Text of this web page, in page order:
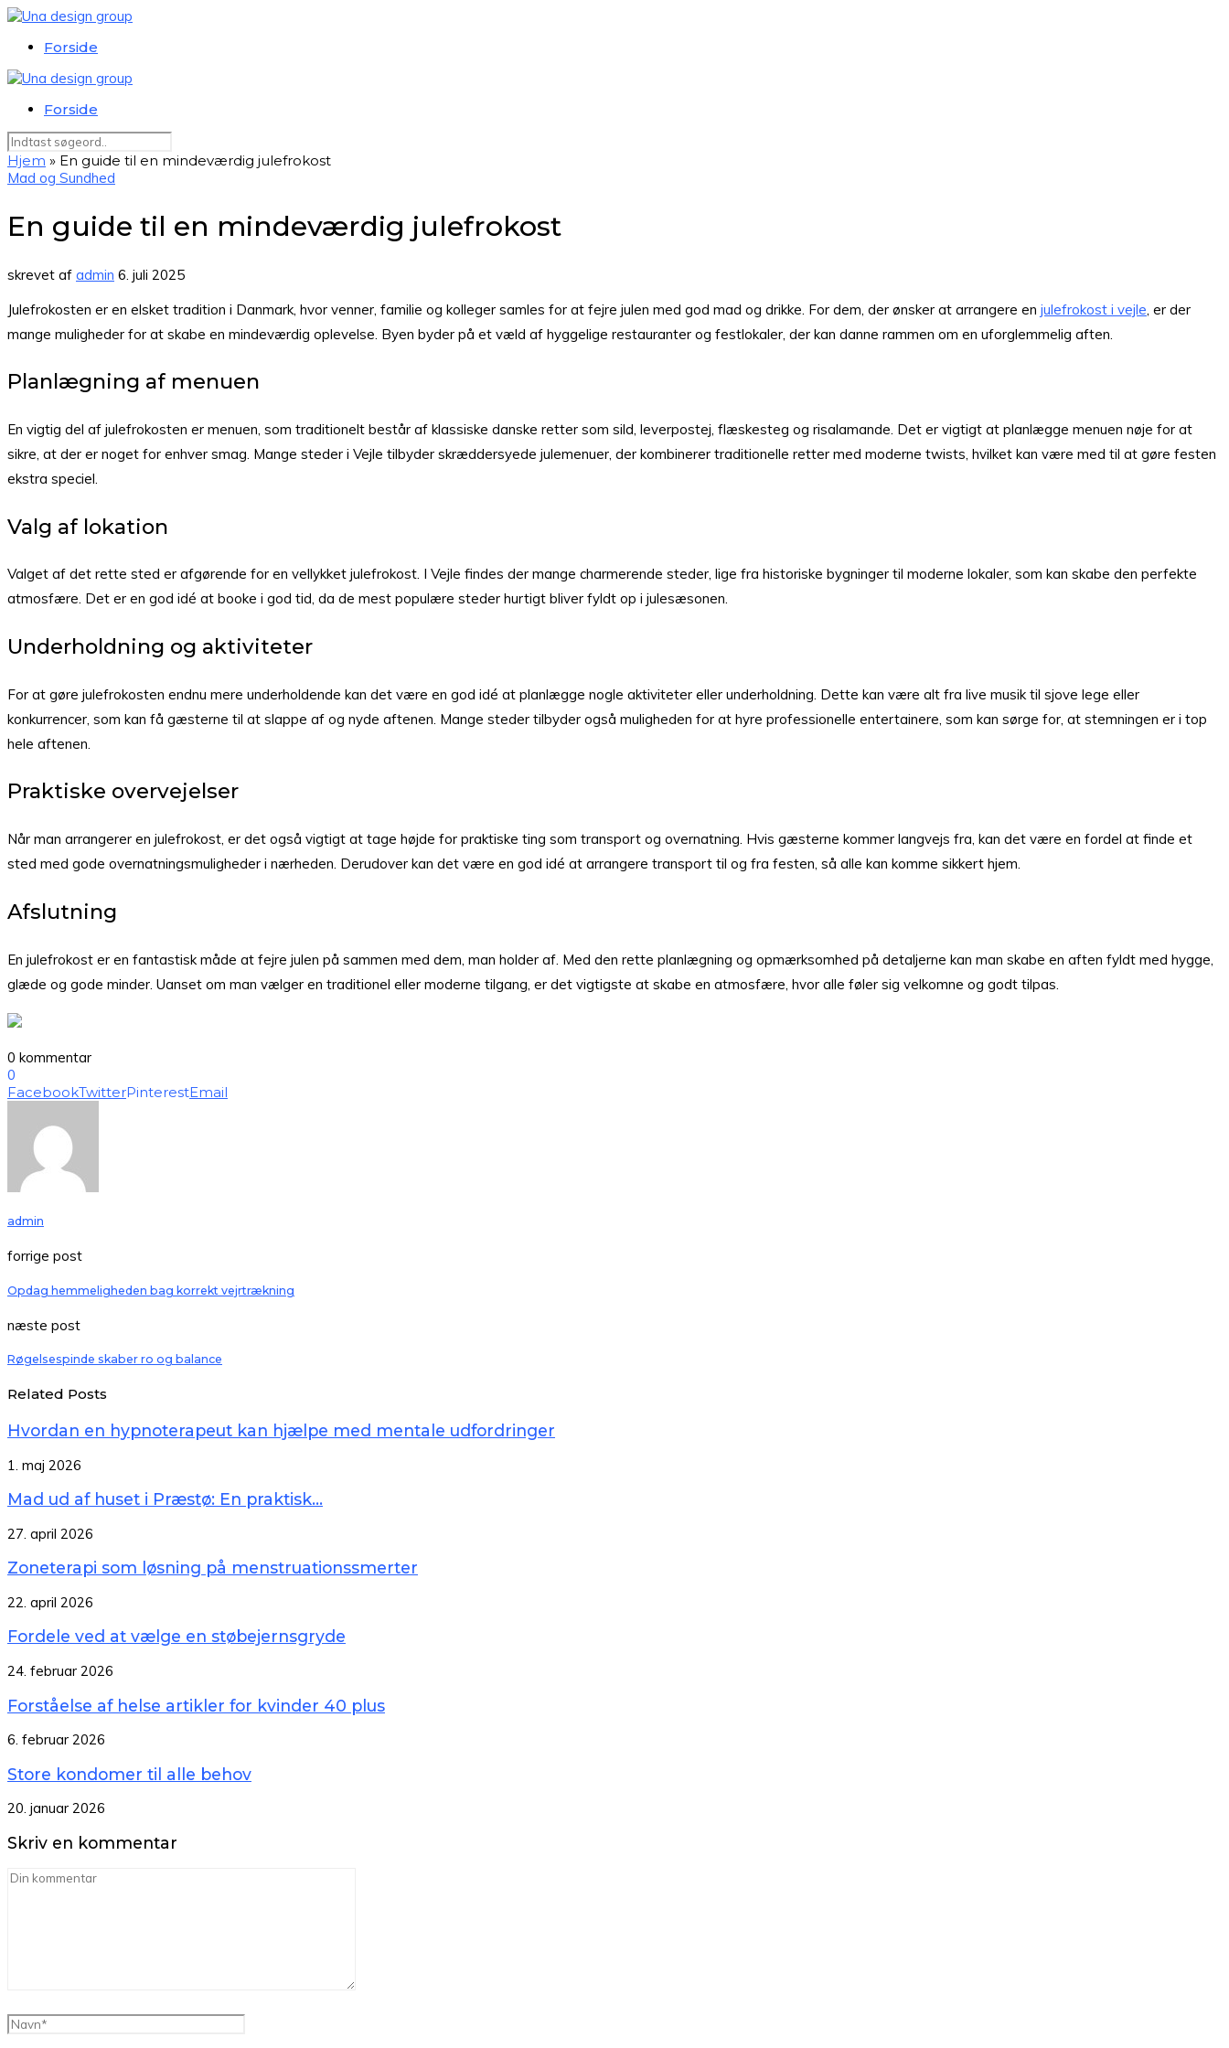
Forside
Forside
Hjem » En guide til en mindeværdig julefrokost
Mad og Sundhed
En guide til en mindeværdig julefrokost
skrevet af admin 6. juli 2025
Julefrokosten er en elsket tradition i Danmark, hvor venner, familie og kolleger samles for at fejre julen med god mad og drikke. For dem, der ønsker at arrangere en julefrokost i vejle , er der
mange muligheder for at skabe en mindeværdig oplevelse. Byen byder på et væld af hyggelige restauranter og festlokaler, der kan danne rammen om en uforglemmelig aften.
Planlægning af menuen
En vigtig del af julefrokosten er menuen, som traditionelt består af klassiske danske retter som sild, leverpostej, flæskesteg og risalamande. Det er vigtigt at planlægge menuen nøje for at
sikre, at der er noget for enhver smag. Mange steder i Vejle tilbyder skræddersyede julemenuer, der kombinerer traditionelle retter med moderne twists, hvilket kan være med til at gøre festen
ekstra speciel.
Valg af lokation
Valget af det rette sted er afgørende for en vellykket julefrokost. I Vejle findes der mange charmerende steder, lige fra historiske bygninger til moderne lokaler, som kan skabe den perfekte
atmosfære. Det er en god idé at booke i god tid, da de mest populære steder hurtigt bliver fyldt op i julesæsonen.
Underholdning og aktiviteter
For at gøre julefrokosten endnu mere underholdende kan det være en god idé at planlægge nogle aktiviteter eller underholdning. Dette kan være alt fra live musik til sjove lege eller
konkurrencer, som kan få gæsterne til at slappe af og nyde aftenen. Mange steder tilbyder også muligheden for at hyre professionelle entertainere, som kan sørge for, at stemningen er i top
hele aftenen.
Praktiske overvejelser
Når man arrangerer en julefrokost, er det også vigtigt at tage højde for praktiske ting som transport og overnatning. Hvis gæsterne kommer langvejs fra, kan det være en fordel at finde et
sted med gode overnatningsmuligheder i nærheden. Derudover kan det være en god idé at arrangere transport til og fra festen, så alle kan komme sikkert hjem.
Afslutning
En julefrokost er en fantastisk måde at fejre julen på sammen med dem, man holder af. Med den rette planlægning og opmærksomhed på detaljerne kan man skabe en aften fyldt med hygge,
glæde og gode minder. Uanset om man vælger en traditionel eller moderne tilgang, er det vigtigste at skabe en atmosfære, hvor alle føler sig velkomne og godt tilpas.
0 kommentar
0
FacebookTwitterPinterestEmail
admin
forrige post
Opdag hemmeligheden bag korrekt vejrtrækning
næste post
Røgelsespinde skaber ro og balance
Related Posts
Hvordan en hypnoterapeut kan hjælpe med mentale udfordringer
1. maj 2026
Mad ud af huset i Præstø: En praktisk...
27. april 2026
Zoneterapi som løsning på menstruationssmerter
22. april 2026
Fordele ved at vælge en støbejernsgryde
24. februar 2026
Forståelse af helse artikler for kvinder 40 plus
6. februar 2026
Store kondomer til alle behov
20. januar 2026
Skriv en kommentar